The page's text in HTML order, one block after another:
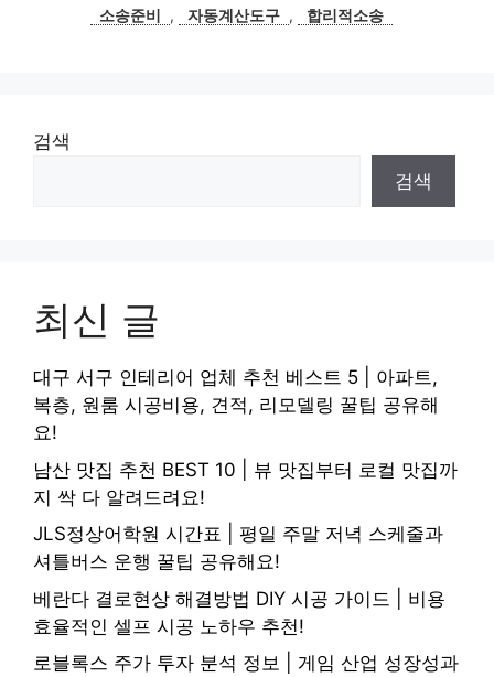
소송준비
, 자동계산도구 , 합리적소송
검색
검색
최신 글
대구 서구 인테리어 업체 추천 베스트 5 | 아파트,
복층, 원룸 시공비용, 견적, 리모델링 꿀팁 공유해
요!
남산 맛집 추천 BEST 10 | 뷰 맛집부터 로컬 맛집까
지 싹 다 알려드려요!
JLS정상어학원 시간표 | 평일 주말 저녁 스케줄과
셔틀버스 운행 꿀팁 공유해요!
베란다 결로현상 해결방법 DIY 시공 가이드 | 비용
효율적인 셀프 시공 노하우 추천!
로블록스 주가 투자 분석 정보 | 게임 산업 성장성과